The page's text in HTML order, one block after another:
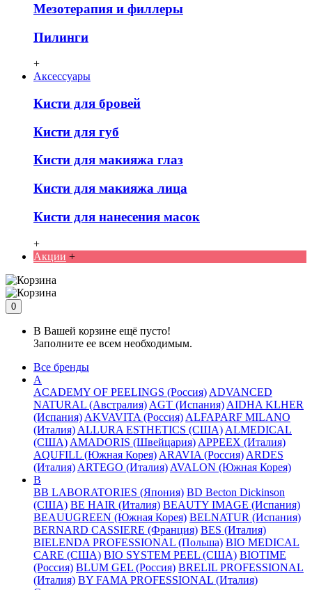
Мезотерапия и филлеры
Пилинги
+
Аксессуары
Кисти для бровей
Кисти для губ
Кисти для макияжа глаз
Кисти для макияжа лица
Кисти для нанесения масок
+
Акции +
0
В Вашей корзине ещё пусто!
Заполните ее всем необходимым.
Все бренды
A
ACADEMY OF PEELINGS (Россия) ADVANCED
NATURAL (Австралия) AGT (Испания) AIDHA KLHER
(Испания) AKVAVITA (Россия) ALFAPARF MILANO
(Италия) ALLURA ESTHETICS (США) ALMEDICAL
(США) AMADORIS (Швейцария) APPEEX (Италия)
AQUFILL (Южная Корея) ARAVIA (Россия) ARDES
(Италия) ARTEGO (Италия) AVALON (Южная Корея)
B
BB LABORATORIES (Япония) BD Becton Dickinson
(США) BE HAIR (Италия) BEAUTY IMAGE (Испания)
BEAUUGREEN (Южная Корея) BELNATUR (Испания)
BERNARD CASSIERE (Франция) BES (Италия)
BIELENDA PROFESSIONAL (Польша) BIO MEDICAL
CARE (США) BIO SYSTEM PEEL (США) BIOTIME
(Россия) BLUM GEL (Россия) BRELIL PROFESSIONAL
(Италия) BY FAMA PROFESSIONAL (Италия)